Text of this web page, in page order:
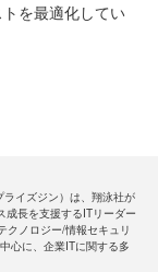
を最適化してい
ライズジン）は、翔泳社が
成長を支援するITリーダー
クノロジー/情報セキュリ
心に、企業ITに関する多